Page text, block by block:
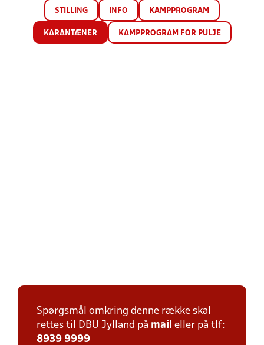
STILLING INFO KAMPPROGRAM
KARANTÆNER KAMPPROGRAM FOR PULJE
Spørgsmål omkring denne række skal
rettes til DBU Jylland på mail eller på tlf:
8939 9999